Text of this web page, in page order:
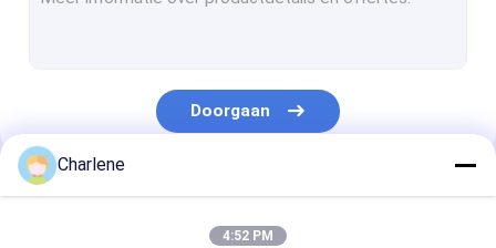
Doorgaan
Onze Categorieën
Charlene
4:52 PM